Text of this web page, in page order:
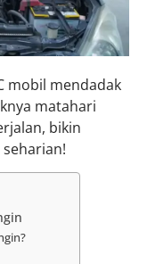
mobil mendadak
matahari
bikin